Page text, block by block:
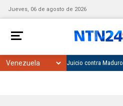
Jueves, 06 de agosto de 2026
Juicio contra Maduro